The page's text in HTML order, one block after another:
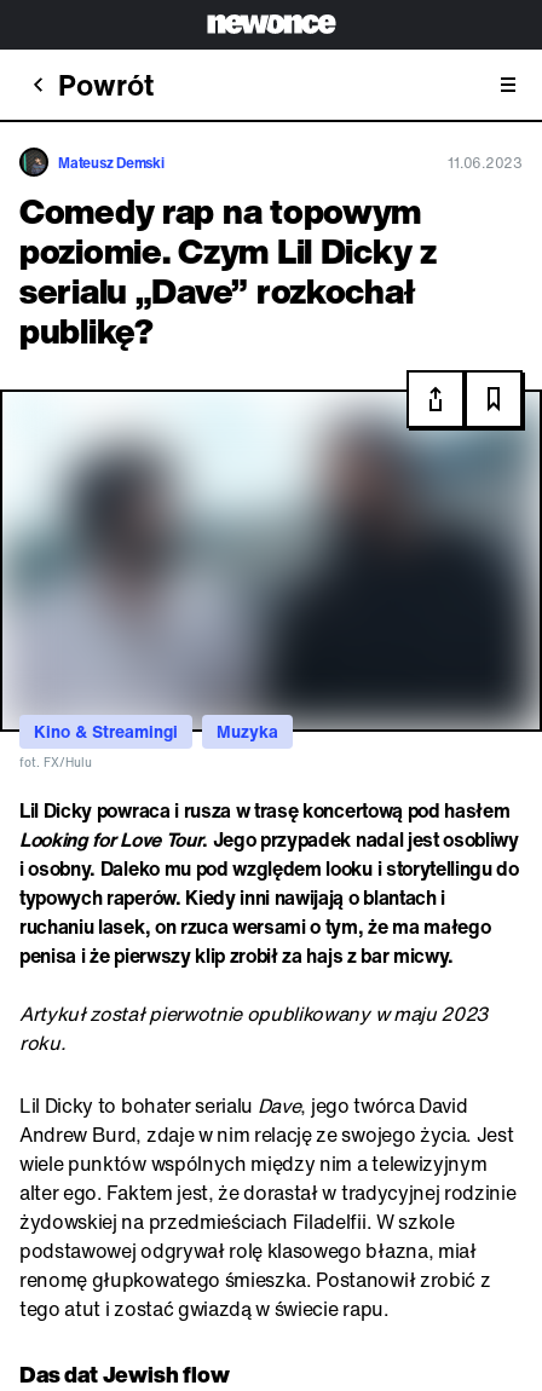
Powrót
Mateusz Demski 11.06.2023
Comedy rap na topowym
poziomie. Czym Lil Dicky z
serialu „Dave” rozkochał
publikę?
Kino & Streamingi Muzyka
fot. FX/Hulu
Lil Dicky powraca i rusza w trasę koncertową pod hasłem
Looking for Love Tour. Jego przypadek nadal jest osobliwy
i osobny. Daleko mu pod względem looku i storytellingu do
typowych raperów. Kiedy inni nawijają o blantach i
ruchaniu lasek, on rzuca wersami o tym, że ma małego
penisa i że pierwszy klip zrobił za hajs z bar micwy.
Artykuł został pierwotnie opublikowany w maju 2023
roku.
Lil Dicky to bohater serialu Dave, jego twórca David
Andrew Burd, zdaje w nim relację ze swojego życia. Jest
wiele punktów wspólnych między nim a telewizyjnym
alter ego. Faktem jest, że dorastał w tradycyjnej rodzinie
żydowskiej na przedmieściach Filadelfii. W szkole
podstawowej odgrywał rolę klasowego błazna, miał
renomę głupkowatego śmieszka. Postanowił zrobić z
tego atut i zostać gwiazdą w świecie rapu.
Das dat Jewish flow